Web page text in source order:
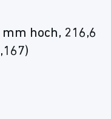
hoch, 216,6